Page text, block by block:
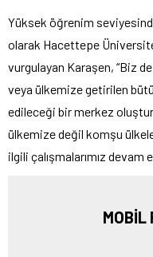
Yüksek öğrenim
olarak Hacettepe
vurgulayan Karaşen, “Biz
veya ülkemize getirilen
edileceği bir merkez
ülkemize değil komşu
ilgili çalışmalarımız devam
MOBİL